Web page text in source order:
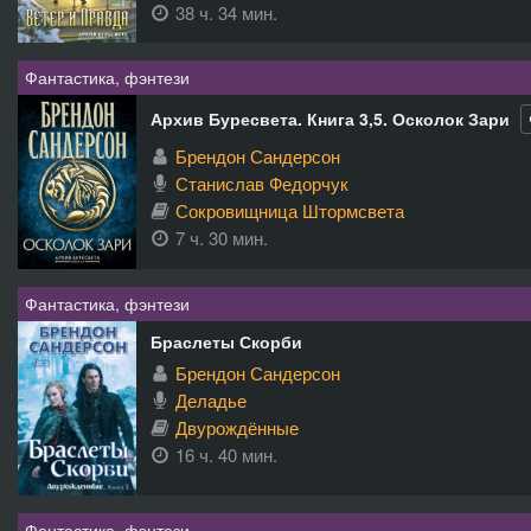
38 ч. 34 мин.
Фантастика, фэнтези
Архив Буресвета. Книга 3,5. Осколок Зари
Брендон Сандерсон
Станислав Федорчук
Сокровищница Штормсвета
7 ч. 30 мин.
Фантастика, фэнтези
Браслеты Скорби
Брендон Сандерсон
Деладье
Двурождённые
16 ч. 40 мин.